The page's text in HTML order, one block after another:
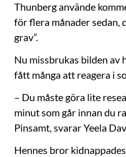
Thunberg använde
för flera månader sedan,
grav”.
Nu missbrukas bilden av
fått många att reagera i
– Du måste göra lite
minut som går innan du
Pinsamt, svarar Yeela
Hennes bror